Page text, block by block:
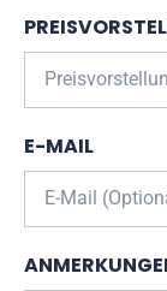
E-MAIL